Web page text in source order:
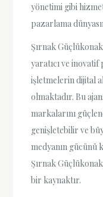
yönetimi gibi
pazarlama
Şırnak
yaratıcı ve
işletmelerin dijital
olmaktadır. Bu
markalarını
genişletebilir ve
medyanın gücünü
Şırnak
bir kaynaktır.